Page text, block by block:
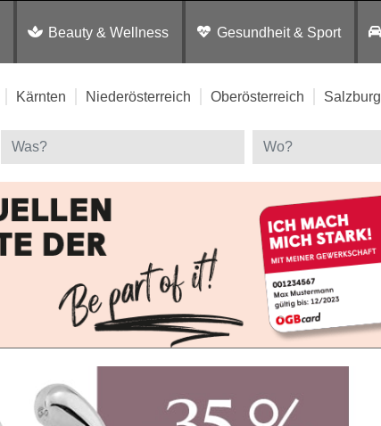
Beauty & Wellness Gesundheit & Sport
Kärnten Niederösterreich Oberösterreich Salzburg